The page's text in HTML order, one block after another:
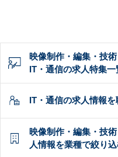
映像制作・編集・技
IT・通信の求人特集一
IT・通信の求人情報
映像制作・編集・技
人情報を業種で絞り